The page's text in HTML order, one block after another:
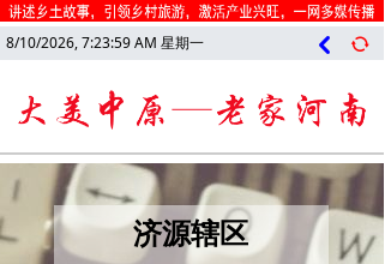
뀐
낒
8/10/2026, 7:24:00 AM 星期一
济源辖区